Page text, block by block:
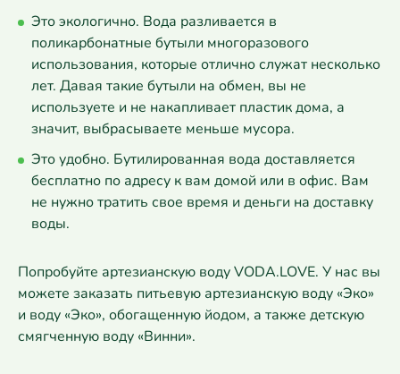
Это экологично. Вода разливается в
поликарбонатные бутыли многоразового
использования, которые отлично служат несколько
лет. Давая такие бутыли на обмен, вы не
используете и не накапливает пластик дома, а
значит, выбрасываете меньше мусора.
Это удобно. Бутилированная вода доставляется
бесплатно по адресу к вам домой или в офис. Вам
не нужно тратить свое время и деньги на доставку
воды.
Попробуйте артезианскую воду VODA.LOVE. У нас вы
можете заказать питьевую артезианскую воду «Эко»
и воду «Эко», обогащенную йодом, а также детскую
смягченную воду «Винни».